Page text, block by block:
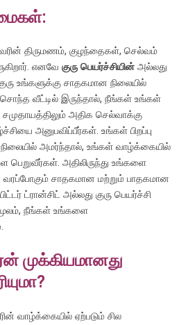
திருமணம், குழந்தைகள், செல்வம்
எனவே குரு பெயர்ச்சியின் அல்லது
உங்களுக்கு சாதகமான நிலையில்
வீட்டில் இருந்தால், நீங்கள் உங்கள்
அதிக செல்வாக்கு
அனுபவிப்பீர்கள். உங்கள் பிறப்பு
நிலையில் அமர்ந்தால், உங்கள் வாழ்க்கையில்
பெறுவீர்கள். அதிலிருந்து உங்களை
வரப்போகும் சாதகமான மற்றும் பாதகமான
ட்ரான்சிட் அல்லது குரு பெயர்ச்சி
நீங்கள் உங்களை
முக்கியமானது
வாழ்க்கையில் ஏற்படும் சில